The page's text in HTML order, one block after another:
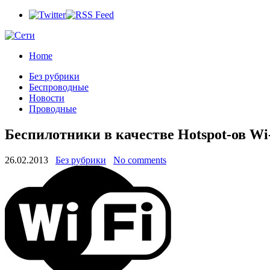
Home
Без рубрики
Беспроводные
Новости
Проводные
Беспилотники в качестве Hotspot-ов
26.02.2013 Без рубрики No comments